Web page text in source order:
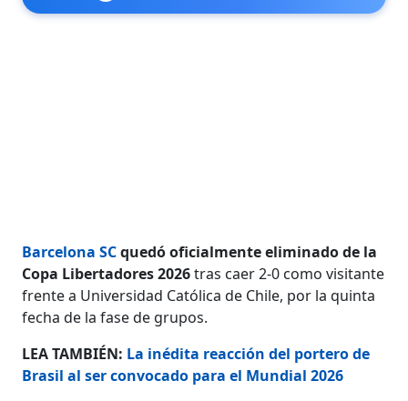
Barcelona SCquedó oficialmente eliminado de la
Copa Libertadores 2026tras caer 2-0 como visitante
frente a Universidad Católica de Chile, por la quinta
fecha de la fase de grupos.
LEA TAMBIÉN: La inédita reacción del portero de
Brasil al ser convocado para el Mundial 2026